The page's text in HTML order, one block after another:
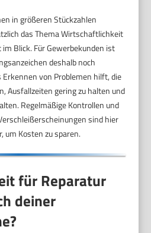
in größeren Stückzahlen
das Thema Wirtschaftlichkeit
Blick. Für Gewerbekunden ist
deshalb noch
von Problemen hilft, die
Ausfallzeiten gering zu halten und
Regelmäßige Kontrollen und
sind hier
um Kosten zu sparen.
für Reparatur
deiner